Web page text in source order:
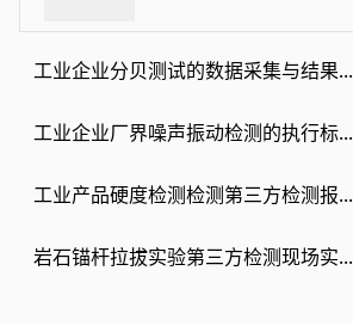
工业企业分贝测试的数据采集与结果...
工业企业厂界噪声振动检测的执行标...
工业产品硬度检测检测第三方检测报...
岩石锚杆拉拔实验第三方检测现场实...